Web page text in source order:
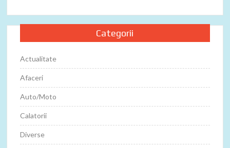
Categorii
Actualitate
Afaceri
Auto/Moto
Calatorii
Diverse